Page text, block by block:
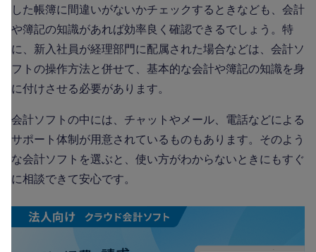
した帳簿に間違いがないかチェックするときなども、会計
や簿記の知識があれば効率良く確認できるでしょう。特
に、新入社員が経理部門に配属された場合などは、会計ソ
フトの操作方法と併せて、基本的な会計や簿記の知識を身
に付けさせる必要があります。
会計ソフトの中には、チャットやメール、電話などによる
サポート体制が用意されているものもあります。そのよう
な会計ソフトを選ぶと、使い方がわからないときにもすぐ
に相談できて安心です。